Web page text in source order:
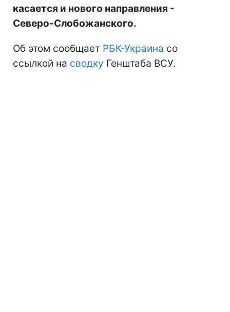
касается и нового направления -
Северо-Слобожанского.
Об этом сообщает РБК-Украина со
ссылкой на сводку Генштаба ВСУ.